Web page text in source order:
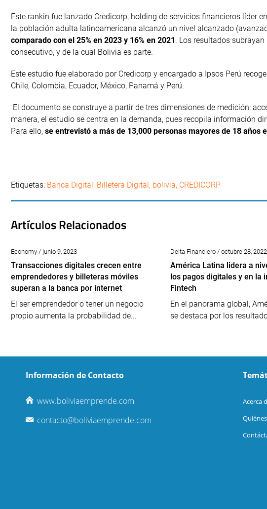
Este rankin fue lanzado Credicorp, holding de servicios financieros líder
la población adulta latinoamericana alcanzó un nivel alcanzado
comparado con el 25% en 2023 y 16% en 2021. Los resultados
consecutivo, y de la cual Bolivia es parte.
Este estudio fue elaborado por Credicorp y encargado a Ipsos Perú
Chile, Colombia, Ecuador, México, Panamá y Perú.
El documento se construye a partir de tres dimensiones de medición:
manera, el estudio se centra en la demanda, pues recopila información
Para ello, se entrevistó a más de 13,000 personas mayores de 18 años
Etiquetas: Banca Digital, Billetera Digital, bolivia, CREDICORP
Artículos Relacionados
Economy / junio 9, 2023
Transacciones digitales crecen entre
emprendedores y billeteras móviles
superan a la banca por internet
El ser emprendedor o tener un negocio
propio aumenta la probabilidad de...
Delta Financiero / octubre 28, 2022
América Latina lidera a
los pagos digitales y en la
Fintech
En el panorama global,
se destaca por los
Información de Contacto
www.boliviaemprende.com
contacto@boliviaemprende.com
Acerca